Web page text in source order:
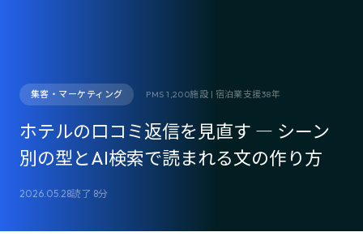
集客・マーケティング PMS 1,200施設 | 宿泊業支援38年
ホテルの口コミ返信を見直す ― シーン
別の型とAI検索で読まれる文の作り方
2026.05.28読了 8分